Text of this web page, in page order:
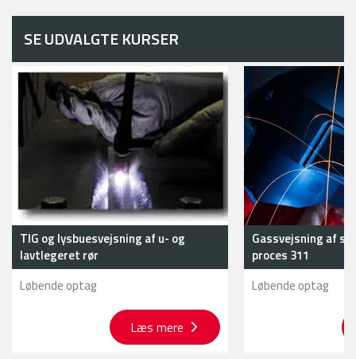
mejerier og bryggerier.
SE UDVALGTE KURSER
TIG og lysbuesvejsning af u- og
lavtlegeret rør
Løbende optag
Læs mere
Gassvejsning af
proces 311
Løbende optag